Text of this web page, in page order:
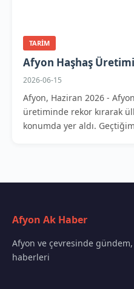
TARIM
Afyon Haşhaş
2026-06-15
Afyon, Haziran 2026 -
üretiminde rekor kırarak
konumda yer aldı.
Afyon Ak Haber
Afyon ve çevresinde
haberleri